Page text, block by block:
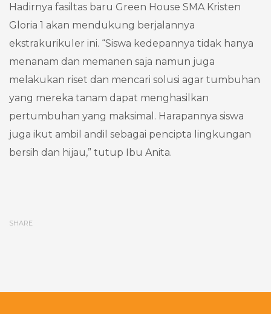
Hadirnya fasiltas baru Green House SMA Kristen
Gloria 1 akan mendukung berjalannya
ekstrakurikuler ini. “Siswa kedepannya tidak hanya
menanam dan memanen saja namun juga
melakukan riset dan mencari solusi agar tumbuhan
yang mereka tanam dapat menghasilkan
pertumbuhan yang maksimal. Harapannya siswa
juga ikut ambil andil sebagai pencipta lingkungan
bersih dan hijau,” tutup Ibu Anita.
SHARE